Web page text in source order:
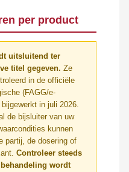
per product
uitsluitend ter
titel gegeven. Ze
in de officiële
(FAGG/e-
in juli 2026.
de bijsluiter van uw
kunnen
partij, de dosering of
Controleer steeds
wordt